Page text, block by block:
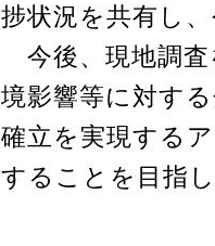
捗状況を共有し
今後、現地調査
境影響等に対す
確立を実現する
することを目指